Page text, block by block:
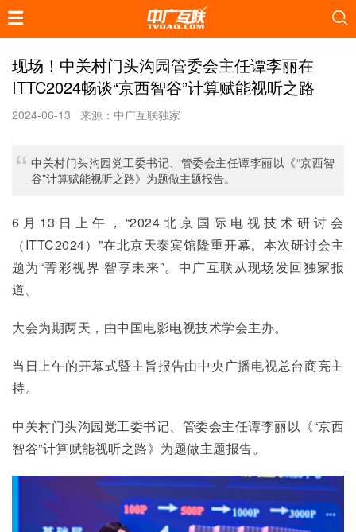
现场！中关村门头沟园管委会主任谭李丽在
ITTC2024畅谈“京西智谷”计算赋能视听之路
2024-06-13 来源：中广互联独家
中关村门头沟园党工委书记、管委会主任谭李丽以《“京西智
谷”计算赋能视听之路》为题做主题报告。
6月13日上午，“2024北京国际电视技术研讨会
（ITTC2024）”在北京天泰宾馆隆重开幕。本次研讨会主
题为“菁彩视界 智享未来”。中广互联从现场发回独家报
道。
大会为期两天，由中国电影电视技术学会主办。
当日上午的开幕式暨主旨报告由中央广播电视总台商亮主
持。
中关村门头沟园党工委书记、管委会主任谭李丽以《“京西
智谷”计算赋能视听之路》为题做主题报告。